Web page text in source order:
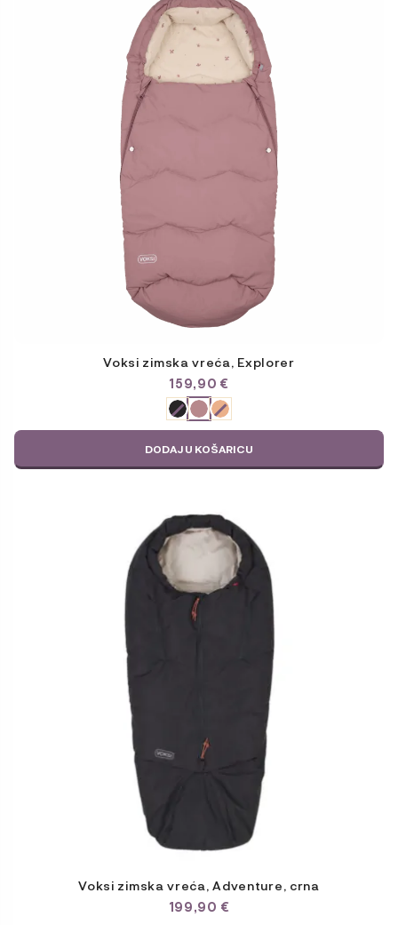
Voksi zimska vreća, Explorer
159,90€
DODAJ U KOŠARICU
Voksi zimska vreća, Adventure, crna
199,90 €